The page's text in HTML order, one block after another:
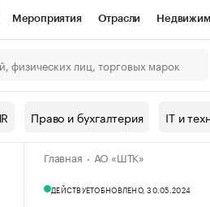
Мероприятия Отрасли
Спецпроекты Проверка
Рынок наличной валюты
Право и бухгалтерия IT и
Главная АО «ШТК»
ДЕЙСТВУЕТОБНОВЛЕНО, 30.05.2024